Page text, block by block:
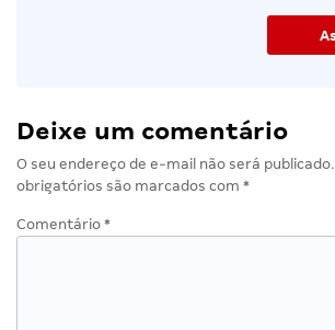
Deixe um comentário
O seu endereço de e-mail não será publicado.
obrigatórios são marcados com *
Comentário *